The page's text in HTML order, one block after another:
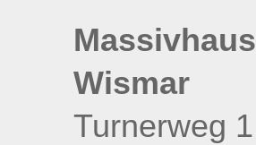
Massivhaus
Wismar
Turnerweg 1